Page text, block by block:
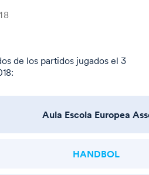
de los partidos jugados el 3
Aula Escola Europea
HANDBOL